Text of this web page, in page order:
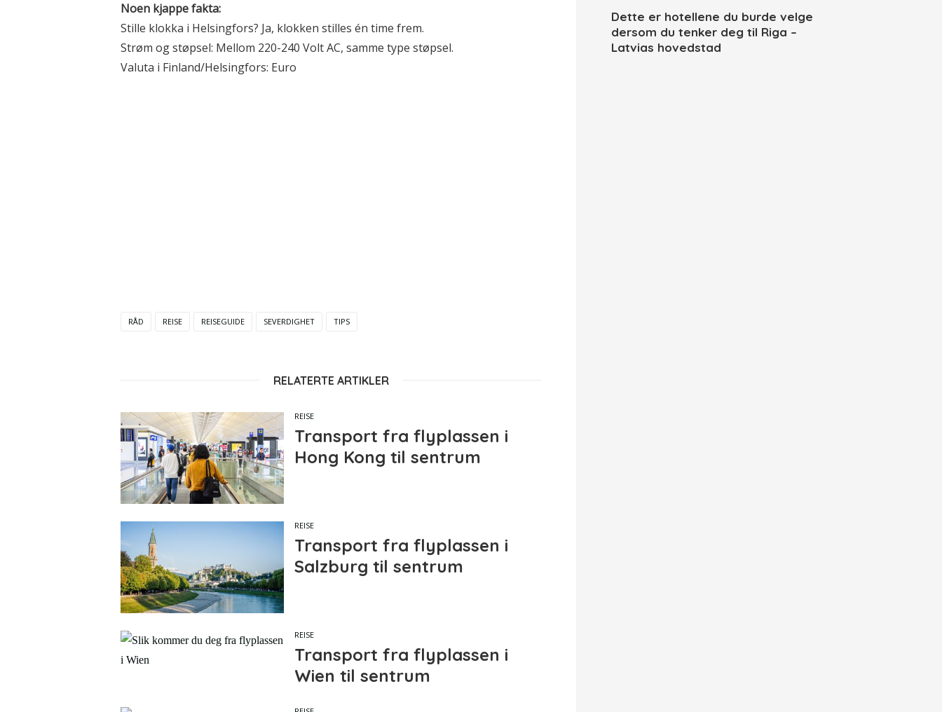
Noen kjappe fakta:
Stille klokka i Helsingfors? Ja, klokken stilles én time frem.
Strøm og støpsel: Mellom 220-240 Volt AC, samme type støpsel.
Valuta i Finland/Helsingfors: Euro
RÅD REISE REISEGUIDE SEVERDIGHET TIPS
RELATERTE ARTIKLER
REISE
Transport fra flyplassen i
Hong Kong til sentrum
REISE
Transport fra flyplassen i
Salzburg til sentrum
REISE
Transport fra flyplassen i
Wien til sentrum
Dette er hotellene du burde velge
dersom du tenker deg til Riga –
Latvias hovedstad